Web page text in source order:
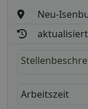
Neu-
Arbeitszeit